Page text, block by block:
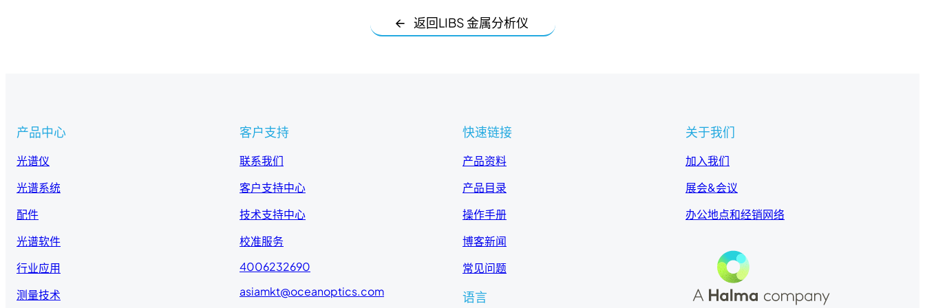
🡨 返回LIBS 金属分析仪
产品中心
光谱仪
光谱系统
配件
光谱软件
行业应用
测量技术
客户支持
联系我们
客户支持中心
技术支持中心
校准服务
4006232690
asiamkt@oceanoptics.com
快速链接
产品资料
产品目录
操作手册
博客新闻
常见问题
语言
关于我们
加入我们
展会&会议
办公地点和经销网络